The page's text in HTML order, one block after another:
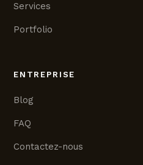
Services
Portfolio
ENTREPRISE
Blog
FAQ
Contactez-nous